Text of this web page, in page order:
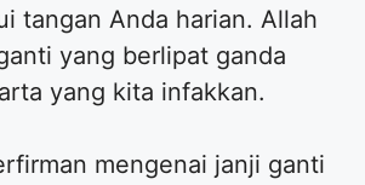
tangan Anda harian. Allah
yang berlipat ganda
yang kita infakkan.
mengenai janji ganti